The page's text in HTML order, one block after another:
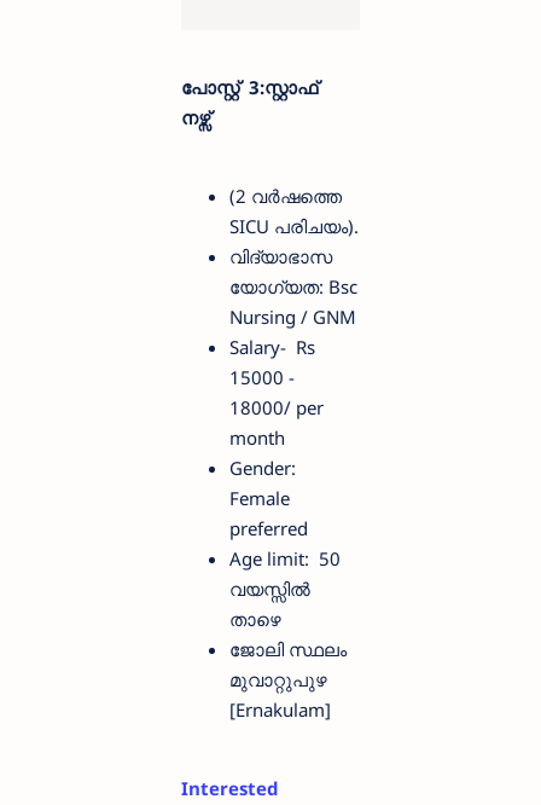
പോസ്റ്റ് 3:സ്റ്റാഫ്
നഴ്സ്
(2 വർഷത്തെ
SICU പരിചയം).
വിദ്യാഭാസ
യോഗ്യത: Bsc
Nursing / GNM
Salary- Rs
15000 -
18000/ per
month
Gender:
Female
preferred
Age limit: 50
വയസ്സിൽ
താഴെ
ജോലി സ്ഥലം
മുവാറ്റുപുഴ
[Ernakulam]
Interested